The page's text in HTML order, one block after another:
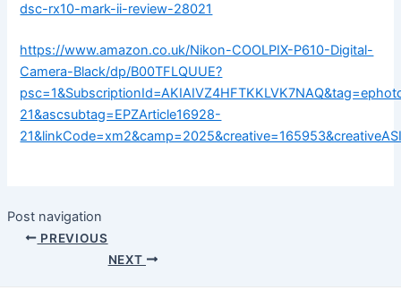
dsc-rx10-mark-ii-review-28021
https://www.amazon.co.uk/Nikon-COOLPIX-P610-Digital-
Camera-Black/dp/B00TFLQUUE?
21&ascsubtag=EPZArticle16928-
Post navigation
PREVIOUS
NEXT